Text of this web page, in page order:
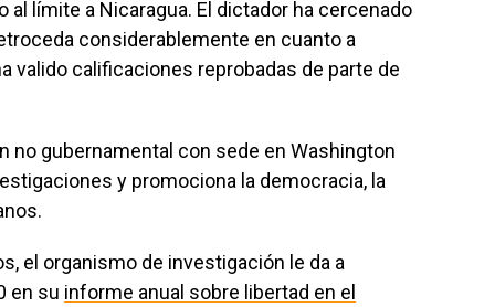
al límite a Nicaragua. El dictador ha cercenado
considerablemente en cuanto a
valido calificaciones reprobadas de parte de
no gubernamental con sede en Washington
y promociona la democracia, la
el organismo de investigación le da a
en su informe anual sobre libertad en el